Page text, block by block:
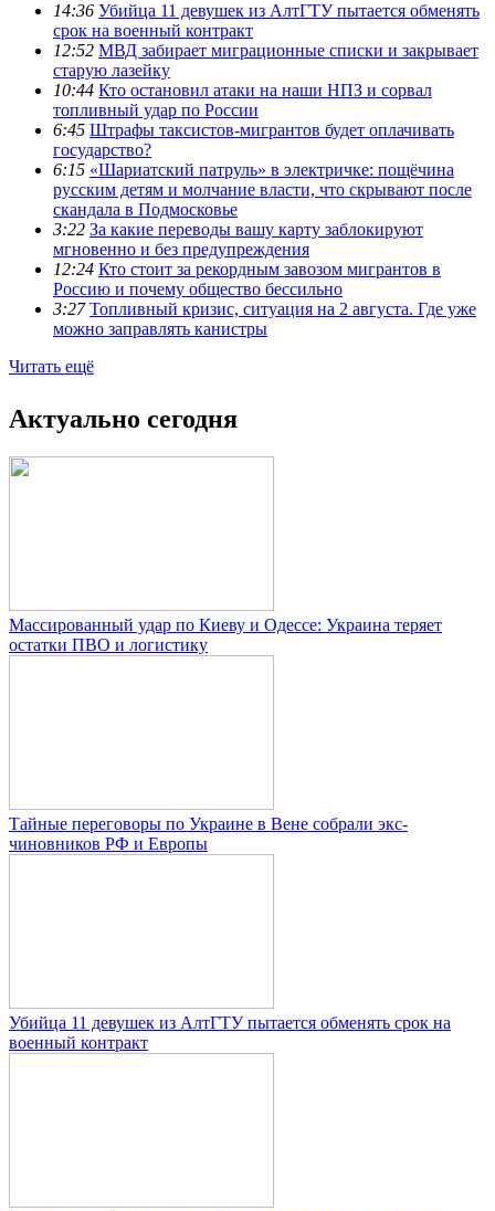
14:36 Убийца 11 девушек из АлтГТУ пытается обменять
срок на военный контракт
12:52 МВД забирает миграционные списки и закрывает
старую лазейку
10:44 Кто остановил атаки на наши НПЗ и сорвал
топливный удар по России
6:45 Штрафы таксистов-мигрантов будет оплачивать
государство?
6:15 «Шариатский патруль» в электричке: пощёчина
русским детям и молчание власти, что скрывают после
скандала в Подмосковье
3:22 За какие переводы вашу карту заблокируют
мгновенно и без предупреждения
12:24 Кто стоит за рекордным завозом мигрантов в
Россию и почему общество бессильно
3:27 Топливный кризис, ситуация на 2 августа. Где уже
можно заправлять канистры
Читать ещё
Актуально сегодня
Массированный удар по Киеву и Одессе: Украина теряет
остатки ПВО и логистику
Тайные переговоры по Украине в Вене собрали экс-
чиновников РФ и Европы
Убийца 11 девушек из АлтГТУ пытается обменять срок на
военный контракт